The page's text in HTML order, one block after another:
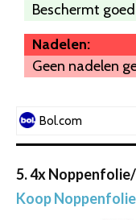
Beschermt goed
Nadelen:
Geen nadelen
Bol.com
5. 4x
Koop Noppenfolie